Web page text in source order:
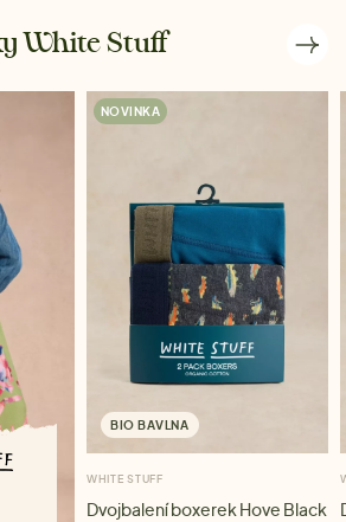
White Stuff
NOVINKA
BIO BAVLNA
WHITE STUFF
Dvojbalení boxerek Hove Black